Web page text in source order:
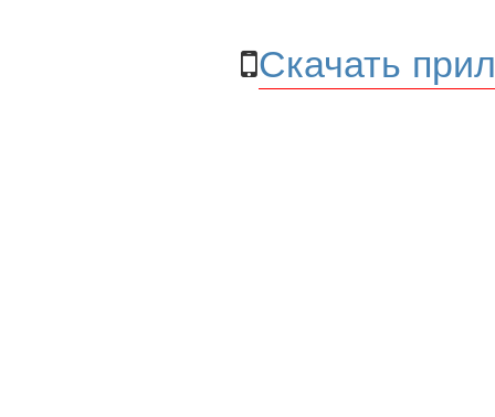
Скачать